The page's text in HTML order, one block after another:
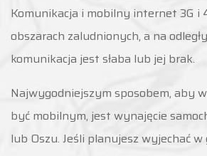
Komunikacja i mobilny internet 3G i
obszarach zaludnionych, a na
komunikacja jest słaba lub jej brak.
Najwygodniejszym sposobem, aby
być mobilnym, jest wynajęcie
lub Oszu. Jeśli planujesz wyjechać